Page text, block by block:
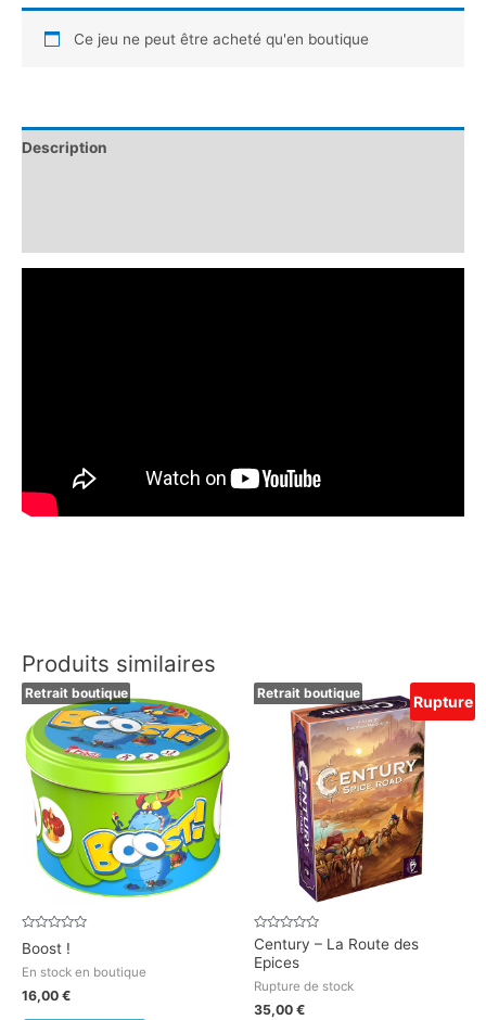
Ce jeu ne peut être acheté qu'en boutique
Description
Produits similaires
Retrait boutique
Note
0
sur
5
Boost !
En stock en boutique
16,00 €
Retrait boutique Rupture
Note
0
sur
Century – La Route des
Epices
Rupture de stock
35,00 €